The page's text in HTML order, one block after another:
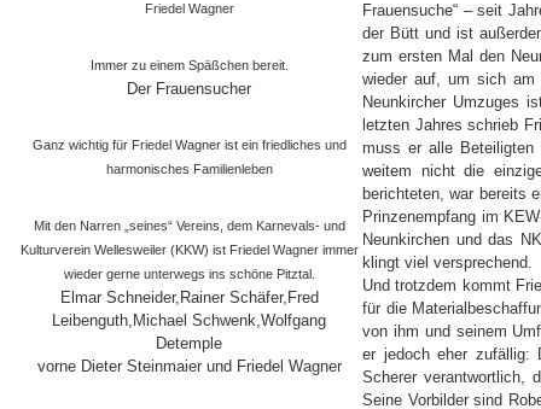
Friedel Wagner
Immer zu einem Späßchen bereit.
Der Frauensucher
Ganz wichtig für Friedel Wagner ist ein friedliches und
harmonisches Familienleben
Mit den Narren „seines“ Vereins, dem Karnevals- und
Kulturverein Wellesweiler (KKW) ist Friedel Wagner immer
wieder gerne unterwegs ins schöne Pitztal.
Elmar Schneider,Rainer Schäfer,Fred
Leibenguth,Michael Schwenk,Wolfgang
Detemple
vorne Dieter Steinmaier und Friedel Wagner
Frauensuche“ – seit
der Bütt und ist
zum ersten Mal den
wieder auf, um sich am
Neunkircher Umzuges
letzten Jahres schrieb
muss er alle Beteiligten
weitem nicht die
berichteten, war bereits
Prinzenempfang im
Neunkirchen und das
klingt viel versprechend.
Und trotzdem kommt
für die
von ihm und seinem
er jedoch eher zufällig:
Scherer verantwortlich,
Seine Vorbilder sind